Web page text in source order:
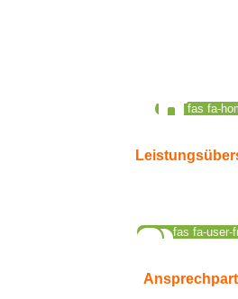
fas fa-
fas fa-user-